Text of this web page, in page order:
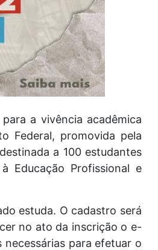
a vivência acadêmica
Federal, promovida pela
a 100 estudantes
Educação Profissional e
estuda. O cadastro será
no ato da inscrição o e-
para efetuar o